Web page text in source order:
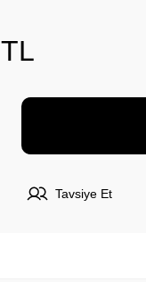
Tavsiye Et